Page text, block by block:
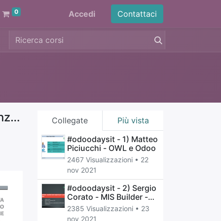
0 Accedi Contattaci
Collegate
Più vista
#odoodaysit - 1) Matteo
Piciucchi - OWL e Odoo
2467 Visualizzazioni • 22
nov 2021
#odoodaysit - 2) Sergio
Corato - MIS Builder -
Analisi dati analitici
2385 Visualizzazioni • 23
nov 2021
#odoodaysit - 8) Giovanni Riefoli di Plus Innovation ci parla di finanziamento e PNRR